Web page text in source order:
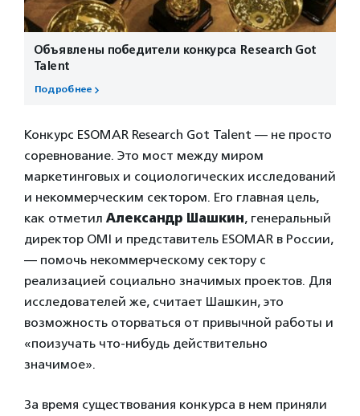
Объявлены победители конкурса Research Got
Talent
Подробнее
Конкурс ESOMAR Research Got Talent — не просто
соревнование. Это мост между миром
маркетинговых и социологических исследований
и некоммерческим сектором. Его главная цель,
как отметил Александр Шашкин, генеральный
директор OMI и представитель ESOMAR в России,
— помочь некоммерческому сектору с
реализацией социально значимых проектов. Для
исследователей же, считает Шашкин, это
возможность оторваться от привычной работы и
«поизучать что-нибудь действительно
значимое».
За время существования конкурса в нем приняли